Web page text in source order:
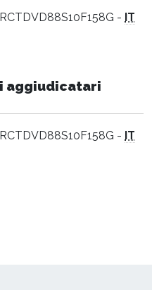
RCTDVD88S10F158G - IT
aggiudicatari
RCTDVD88S10F158G - IT